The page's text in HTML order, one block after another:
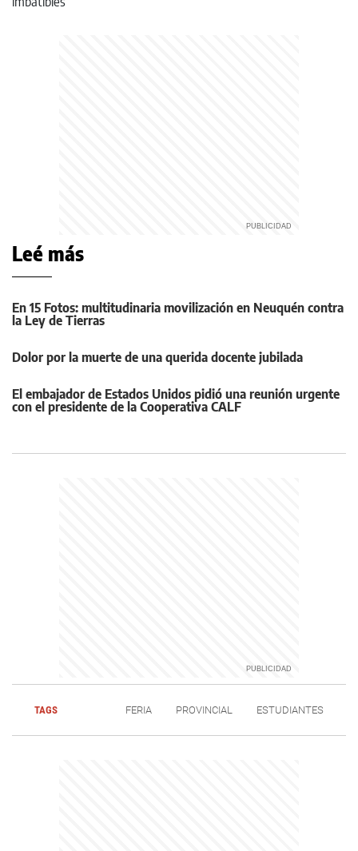
Leé más
En 15 Fotos: multitudinaria movilización en Neuquén contra
la Ley de Tierras
Dolor por la muerte de una querida docente jubilada
El embajador de Estados Unidos pidió una reunión urgente
con el presidente de la Cooperativa CALF
TAGS FERIA PROVINCIAL ESTUDIANTES